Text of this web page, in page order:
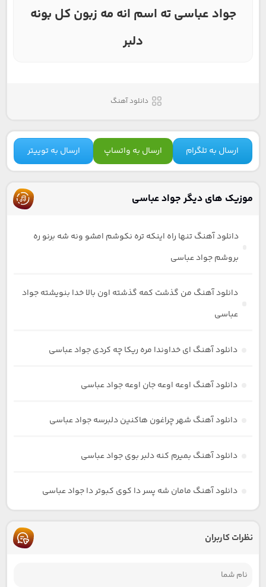
جواد عباسی ته اسم انه مه زبون کل بونه
دلبر
دانلود آهنگ
ارسال به تلگرام ارسال به واتساپ ارسال به توییتر
موزیک های دیگر جواد عباسی
دانلود آهنگ تنها راه اینکه تره نکوشم امشو ونه شه برنو ره
بروشم جواد عباسی
دانلود آهنگ من گذشت کمه گذشته اون بالا خدا بنویشته جواد
عباسی
دانلود آهنگ ای خداوندا مره ریکا چه کردی جواد عباسی
دانلود آهنگ اوعه اوعه جان اوعه جواد عباسی
دانلود آهنگ شهر چراغون هاکنین دلبرسه جواد عباسی
دانلود آهنگ بمیرم کنه دلبر بوی جواد عباسی
دانلود آهنگ مامان شه پسر دا کوی کبوتر دا جواد عباسی
نظرات کاربران